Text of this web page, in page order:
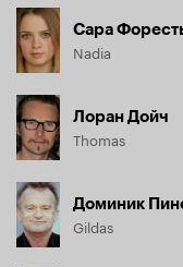
Сара
Nadia
Лоран Дойч
Thomas
Доминик
Gildas